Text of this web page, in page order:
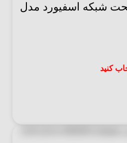
شبکه اسفیورد مدل
کنید